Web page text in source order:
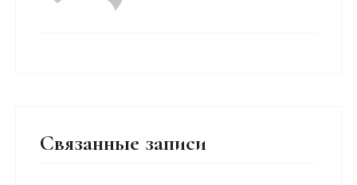
Связанные записи